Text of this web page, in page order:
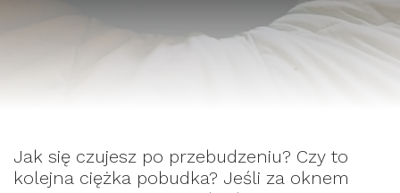
Jak się czujesz po przebudzeniu? Czy to
kolejna ciężka pobudka? Jeśli za oknem